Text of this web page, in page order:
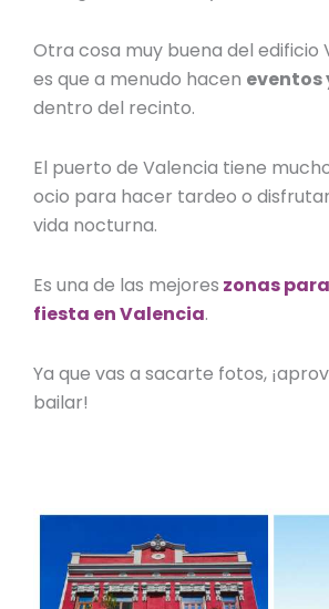
Otra cosa muy buena del edificio
es que a menudo hacen eventos
dentro del recinto.
El puerto de Valencia tiene
ocio para hacer tardeo o
vida nocturna.
Es una de las mejores zonas
fiesta en Valencia.
Ya que vas a sacarte fotos,
bailar!